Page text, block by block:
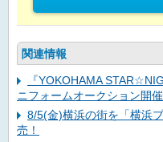
関連情報
『YOKOHAMA
ニフォームオークション開催
8/5(金)横浜の街を「横浜
売！